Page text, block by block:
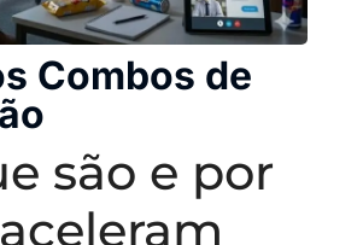
Combos de
são e por